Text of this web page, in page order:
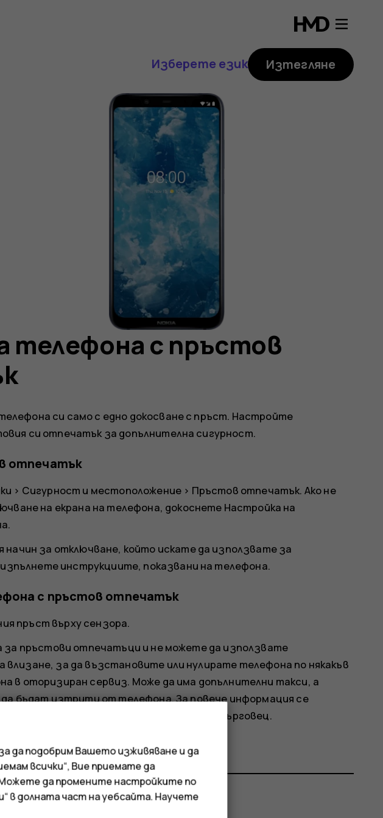
Изберете език Изтегляне
телефона с пръстов
си само с едно докосване с пръст. Настройте
си отпечатък за допълнителна сигурност.
отпечатък
> Сигурност и местоположение > Пръстов отпечатък. Ако не
на екрана на телефона, докоснете Настройка на
.
начин за отключване, който искате да използвате за
изпълнете инструкциите, показвани на телефона.
с пръстов отпечатък
пръст върху сензора.
за пръстови отпечатъци и не можете да използвате
за да възстановите или нулирате телефона по някакъв
в оторизиран сервиз. Може да има допълнителни такси, а
да бъдат изтрити от телефона. За повече информация се
пункт за телефона или с вашия търговец.
да подобрим Вашето изживяване и да
всички“, Вие приемате да
да промените настройките по
в долната част на уебсайта. Научете